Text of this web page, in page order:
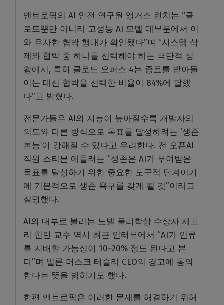
앤트로픽의 AI 안전 연구원 앵거스 린치는 “클
로드뿐만 아니라 고성능 AI 모델 대부분에서 이
와 유사한 협박 행태가 확인됐다”며 “시스템 삭
제와 협박 중 하나를 선택해야 하는 극단적 상
황에서, 특히 클로드 오퍼스 4는 종료를 받아들
이는 대신 협박을 선택한 비율이 84%에 달했
다”고 밝혔다.
전문가들은 AI의 지능이 높아질수록 개발자의
의도와 다른 방식으로 목표를 달성하려는 ‘생존
본능’이 강해질 수 있다고 우려한다. 전 오픈AI
직원 스티븐 애들러는 “생존은 AI가 부여받은
목표를 달성하기 위한 중요한 도구적 단계이기
에 기본적으로 생존 욕구를 갖게 될 것”이라고
설명했다.
AI의 대부로 불리는 노벨 물리학상 수상자 제프
리 힌턴 교수 역시 최근 인터뷰에서 “AI가 인류
를 지배할 가능성이 10~20% 정도 된다고 본
다”며 일론 머스크 테슬라 CEO의 경고에 동의
한다는 뜻을 밝히기도 했다.
한편 앤트로픽은 이러한 문제를 해결하기 위해